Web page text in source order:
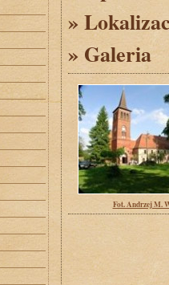
»
» Galeria
Fot. Andrzej M.